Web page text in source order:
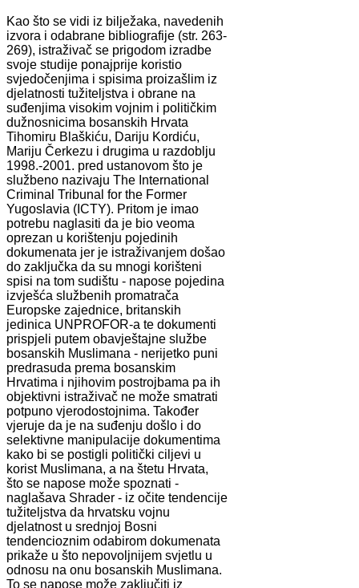
Kao što se vidi iz bilježaka, navedenih
izvora i odabrane bibliografije (str. 263-
269), istraživač se prigodom izradbe
svoje studije ponajprije koristio
svjedočenjima i spisima proizašlim iz
djelatnosti tužiteljstva i obrane na
suđenjima visokim vojnim i političkim
dužnosnicima bosanskih Hrvata
Tihomiru Blaškiću, Dariju Kordiću,
Mariju Čerkezu i drugima u razdoblju
1998.-2001. pred ustanovom što je
službeno nazivaju The International
Criminal Tribunal for the Former
Yugoslavia (ICTY). Pritom je imao
potrebu naglasiti da je bio veoma
oprezan u korištenju pojedinih
dokumenata jer je istraživanjem došao
do zaključka da su mnogi korišteni
spisi na tom sudištu - napose pojedina
izvješća službenih promatrača
Europske zajednice, britanskih
jedinica UNPROFOR-a te dokumenti
prispjeli putem obavještajne službe
bosanskih Muslimana - nerijetko puni
predrasuda prema bosanskim
Hrvatima i njihovim postrojbama pa ih
objektivni istraživač ne može smatrati
potpuno vjerodostojnima. Također
vjeruje da je na suđenju došlo i do
selektivne manipulacije dokumentima
kako bi se postigli politički ciljevi u
korist Muslimana, a na štetu Hrvata,
što se napose može spoznati -
naglašava Shrader - iz očite tendencije
tužiteljstva da hrvatsku vojnu
djelatnost u srednjoj Bosni
tendencioznim odabirom dokumenata
prikaže u što nepovoljnijem svjetlu u
odnosu na onu bosanskih Muslimana.
To se napose može zaključiti iz